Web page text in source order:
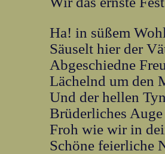
Ha! in süßem
Säuselt hier der
Abgeschiedne
Lächelnd um den
Und der hellen
Brüderliches
Froh wie wir in
Schöne feierliche